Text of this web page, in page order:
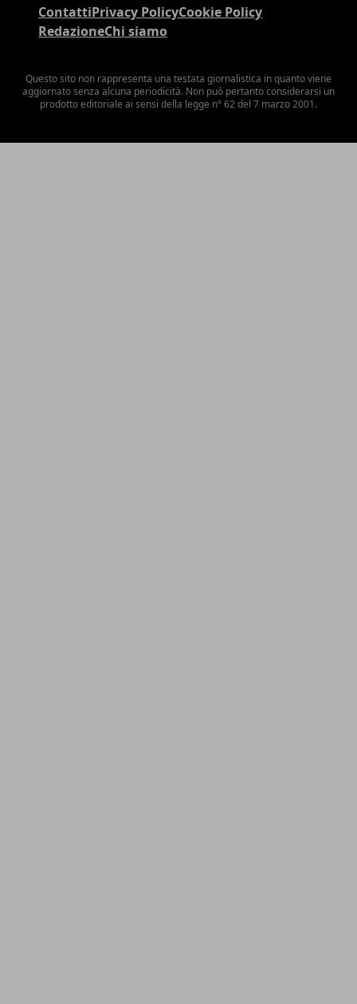
ContattiPrivacy PolicyCookie Policy
RedazioneChi siamo
Questo sito non rappresenta una testata giornalistica in quanto viene
aggiornato senza alcuna periodicità. Non può pertanto considerarsi un
prodotto editoriale ai sensi della legge n° 62 del 7 marzo 2001.